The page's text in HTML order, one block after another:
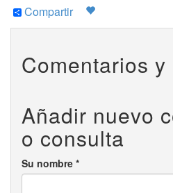
Compartir
Comentarios
Añadir nuevo
o consulta
Su nombre *